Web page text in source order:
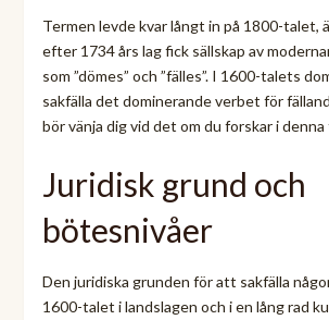
Termen levde kvar långt in på 1800-talet,
efter 1734 års lag fick sällskap av
som ”dömes” och ”fälles”. I 1600-talets
sakfälla det dominerande verbet för
bör vänja dig vid det om du forskar i
Juridisk grund och
bötesnivåer
Den juridiska grunden för att sakfälla
1600-talet i landslagen och i en lång rad